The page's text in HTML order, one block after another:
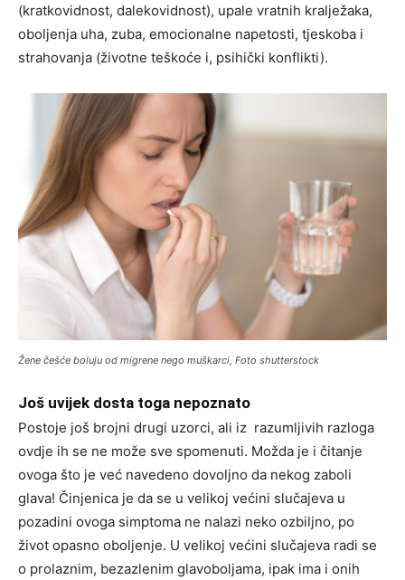
(kratkovidnost, dalekovidnost), upale vratnih kralježaka,
oboljenja uha, zuba, emocionalne napetosti, tjeskoba i
strahovanja (životne teškoće i, psihički konflikti).
Žene češće boluju od migrene nego muškarci, Foto shutterstock
Još uvijek dosta toga nepoznato
Postoje još brojni drugi uzorci, ali iz razumljivih razloga
ovdje ih se ne može sve spomenuti. Možda je i čitanje
ovoga što je već navedeno dovoljno da nekog zaboli
glava! Činjenica je da se u velikoj većini slučajeva u
pozadini ovoga simptoma ne nalazi neko ozbiljno, po
život opasno oboljenje. U velikoj većini slučajeva radi se
o prolaznim, bezazlenim glavoboljama, ipak ima i onih